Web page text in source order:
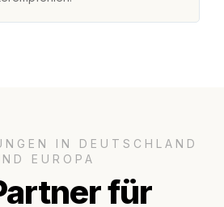
IN DEUTSCHLAND
EUROPA
für